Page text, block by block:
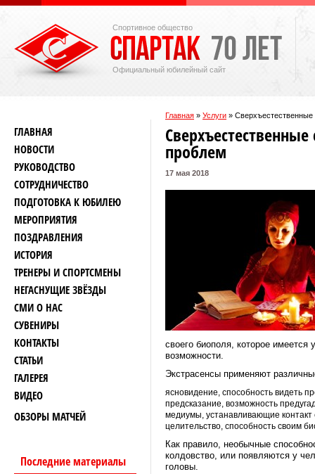
Спортивное общество
Официальный юбилейный сайт
Главная » Услуги » Сверхъестественные
ГЛАВНАЯ
НОВОСТИ
РУКОВОДСТВО
СОТРУДНИЧЕСТВО
ПОДГОТОВКА К ЮБИЛЕЮ
МЕРОПРИЯТИЯ
ПОЗДРАВЛЕНИЯ
ИСТОРИЯ
ТРЕНЕРЫ И СПОРТСМЕНЫ
НЕГАСНУЩИЕ ЗВЁЗДЫ
СМИ О НАС
СУВЕНИРЫ
КОНТАКТЫ
СТАТЬИ
ГАЛЕРЕЯ
ВИДЕО
ОБЗОРЫ МАТЧЕЙ
Последние материалы
проблем
17 мая 2018
своего биополя, которое имеется
возможности.
Экстрасенсы применяют
ясновидение, способность видеть
предсказание, возможность
медиумы, устанавливающие
целительство, способность своим
Как правило, необычные
колдовство, или появляются у
головы.